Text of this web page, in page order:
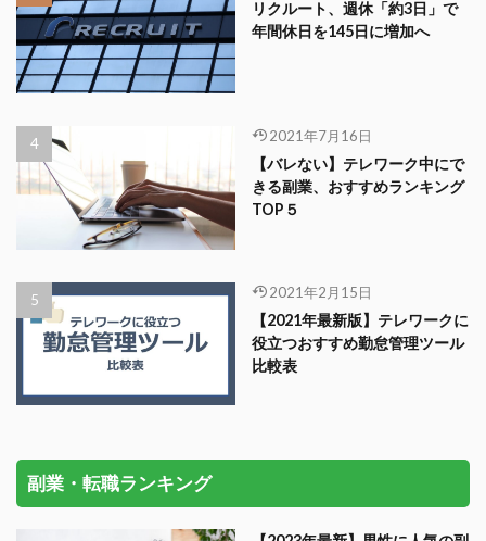
リクルート、週休「約3日」で
年間休日を145日に増加へ
2021年7月16日
【バレない】テレワーク中にで
きる副業、おすすめランキング
TOP５
2021年2月15日
【2021年最新版】テレワークに
役立つおすすめ勤怠管理ツール
比較表
副業・転職ランキング